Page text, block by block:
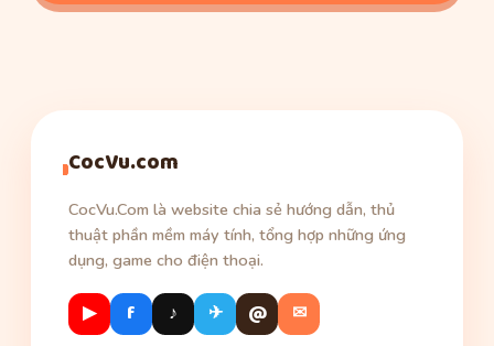
CocVu.com
CocVu.Com là website chia sẻ hướng dẫn, thủ
thuật phần mềm máy tính, tổng hợp những ứng
dụng, game cho điện thoại.
▶ f ♪ ✈ @ ✉